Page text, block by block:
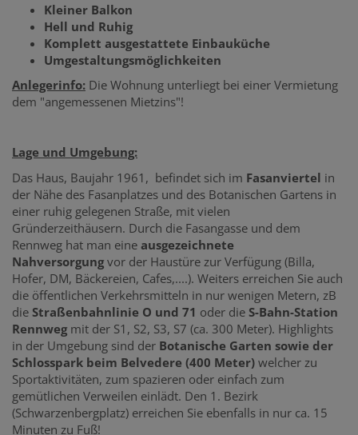
Kleiner Balkon
Hell und Ruhig
Komplett ausgestattete Einbauküche
Umgestaltungsmöglichkeiten
Anlegerinfo: Die Wohnung unterliegt bei einer Vermietung
dem "angemessenen Mietzins"!
Lage und Umgebung:
Das Haus, Baujahr 1961, befindet sich im Fasanviertel in
der Nähe des Fasanplatzes und des Botanischen Gartens in
einer ruhig gelegenen Straße, mit vielen
Gründerzeithäusern. Durch die Fasangasse und dem
Rennweg hat man eine ausgezeichnete
Nahversorgung vor der Haustüre zur Verfügung (Billa,
Hofer, DM, Bäckereien, Cafes,....). Weiters erreichen Sie auch
die öffentlichen Verkehrsmitteln in nur wenigen Metern, zB
die Straßenbahnlinie O und 71 oder die S-Bahn-Station
Rennweg mit der S1, S2, S3, S7 (ca. 300 Meter). Highlights
in der Umgebung sind der Botanische Garten sowie der
Schlosspark beim Belvedere (400 Meter) welcher zu
Sportaktivitäten, zum spazieren oder einfach zum
gemütlichen Verweilen einlädt. Den 1. Bezirk
(Schwarzenbergplatz) erreichen Sie ebenfalls in nur ca. 15
Minuten zu Fuß!